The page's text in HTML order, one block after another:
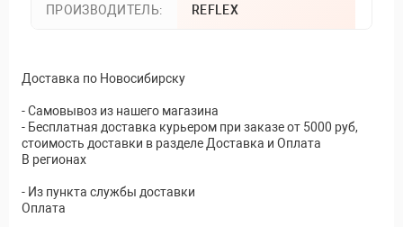
ПРОИЗВОДИТЕЛЬ: REFLEX
Доставка по Новосибирску
- Самовывоз из нашего магазина
- Бесплатная доставка курьером при заказе от 5000 руб,
стоимость доставки в разделе Доставка и Оплата
В регионах
- Из пункта службы доставки
Оплата